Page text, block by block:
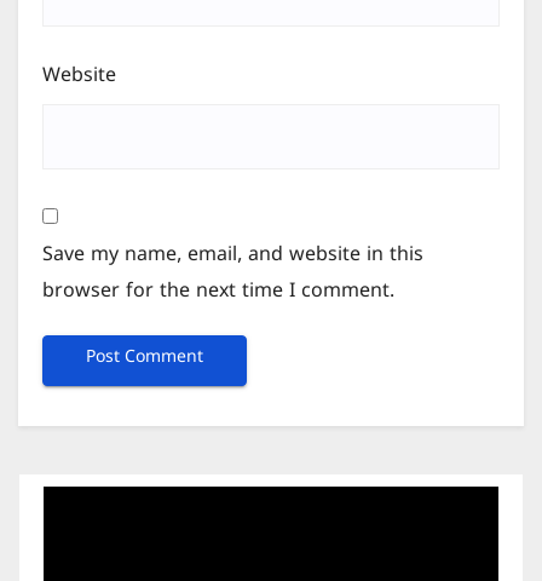
Website
Save my name, email, and website in this
browser for the next time I comment.